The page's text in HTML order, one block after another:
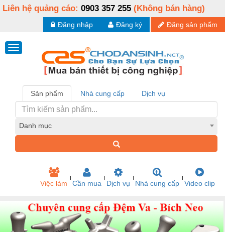
Liên hệ quảng cáo: 0903 357 255 (Không bán hàng)
Đăng sản phẩm
Đăng ký
Đăng nhập
Sản phẩm Nhà cung cấp Dịch vụ
Danh mục
Việc làm Cần mua Dịch vụ Nhà cung cấp Video clip